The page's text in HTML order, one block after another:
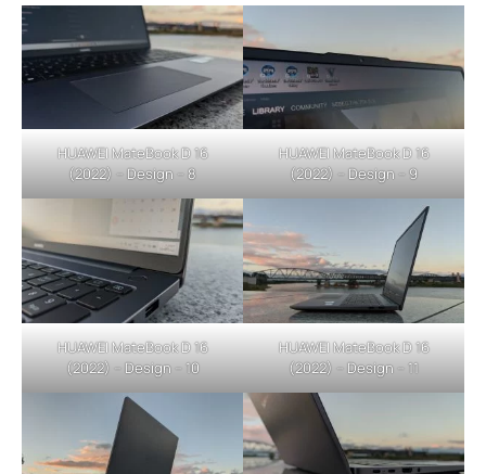
HUAWEI MateBook D 16
(2022) – Design – 8
HUAWEI MateBook D 16
(2022) – Design – 9
HUAWEI MateBook D 16
(2022) – Design – 10
HUAWEI MateBook D 16
(2022) – Design – 11